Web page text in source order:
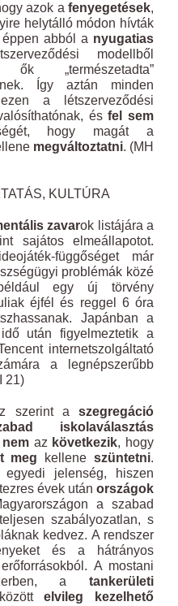
azok a fenyegetések,
helytálló módon hívták
abból a nyugatias
modellből
„természetadta”
Így aztán minden
a létszerveződési
ésfel sem
hogy magát a
megváltoztatni. (MH
KULTÚRA
zavarok listájára a
sajátos elmeállapotot.
függőséget már
problémák közé
egy új törvény
éjfél és reggel 6 óra
Japánban a
után figyelmeztetik a
internetszolgáltató
a legnépszerűbb
21)
szerint a szegregáció
iskolaválasztás
nem az következik, hogy
meg kelleneszüntetni.
jelenség, hiszen
évek után országok
a szabad
szabályozatlan, s
kedvez. A rendszer
és a hátrányos
A mostani
a tankerületi
elvileg kezelhető